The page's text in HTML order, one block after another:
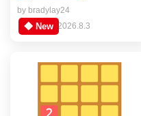
by bradylay24
◆ New 2026.8.3